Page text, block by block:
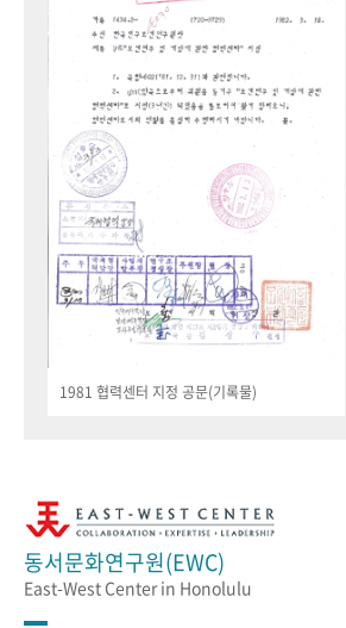
1981 협력센터 지정 공문(기록물)
동서문화연구원(EWC)
East-West Center in Honolulu